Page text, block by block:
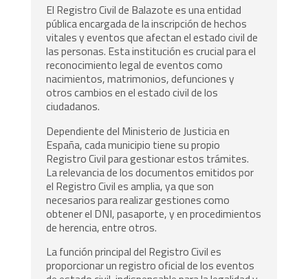
El Registro Civil de Balazote es una entidad
pública encargada de la inscripción de hechos
vitales y eventos que afectan el estado civil de
las personas. Esta institución es crucial para el
reconocimiento legal de eventos como
nacimientos, matrimonios, defunciones y
otros cambios en el estado civil de los
ciudadanos.
Dependiente del Ministerio de Justicia en
España, cada municipio tiene su propio
Registro Civil para gestionar estos trámites.
La relevancia de los documentos emitidos por
el Registro Civil es amplia, ya que son
necesarios para realizar gestiones como
obtener el DNI, pasaporte, y en procedimientos
de herencia, entre otros.
La función principal del Registro Civil es
proporcionar un registro oficial de los eventos